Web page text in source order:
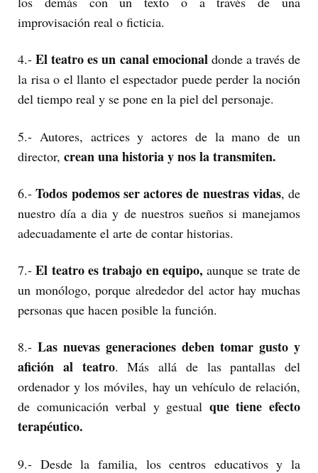
improvisación real o ficticia.
4.-El teatro es un canal emocional donde a través de
la risa o el llanto el espectador puede perder la noción
del tiempo real y se pone en la piel del personaje.
5.- Autores, actrices y actores de la mano de un
director, crean una historia y nos la transmiten.
6.-Todos podemos ser actores de nuestras vidas, de
nuestro día a dia y de nuestros sueños si manejamos
adecuadamente el arte de contar historias.
7.-El teatro es trabajo en equipo, aunque se trate de
un monólogo, porque alrededor del actor hay muchas
personas que hacen posible la función.
8.- Las nuevas generaciones deben tomar gusto y
afición al teatro. Más allá de las pantallas del
ordenador y los móviles, hay un vehículo de relación,
de comunicación verbal y gestual que tiene efecto
terapéutico.
9.- Desde la familia, los centros educativos y la